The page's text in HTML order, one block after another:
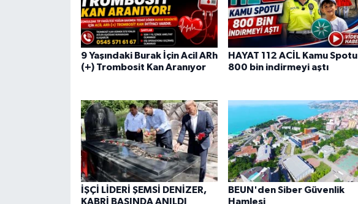
9 Yaşındaki Burak İçin Acil ARh
(+) Trombosit Kan Aranıyor
HAYAT 112 ACİL Kamu Spotu
800 bin indirmeyi aştı
İŞÇİ LİDERİ ŞEMSİ DENİZER,
KABRİ BAŞINDA ANILDI
BEUN'den Siber Güvenlik
Hamlesi